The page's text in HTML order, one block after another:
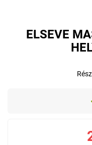
ELSEVE